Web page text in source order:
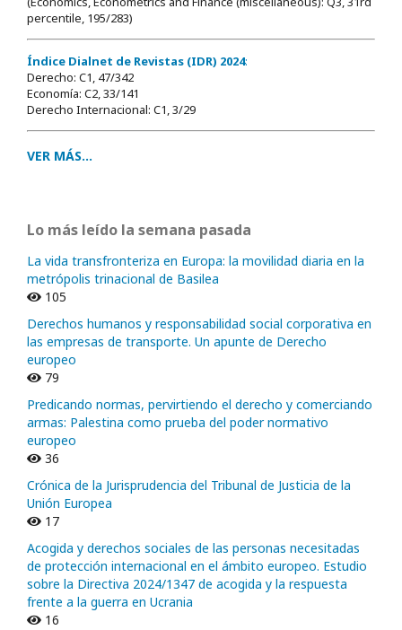
percentile, 195/283)
Índice Dialnet de Revistas (IDR) 2024:
Derecho: C1, 47/342
Economía: C2, 33/141
Derecho Internacional: C1, 3/29
VER MÁS...
Lo más leído la semana pasada
La vida transfronteriza en Europa: la movilidad diaria en la
metrópolis trinacional de Basilea
105
Derechos humanos y responsabilidad social corporativa en
las empresas de transporte. Un apunte de Derecho
europeo
79
Predicando normas, pervirtiendo el derecho y comerciando
armas: Palestina como prueba del poder normativo
europeo
36
Crónica de la Jurisprudencia del Tribunal de Justicia de la
Unión Europea
17
Acogida y derechos sociales de las personas necesitadas
de protección internacional en el ámbito europeo. Estudio
sobre la Directiva 2024/1347 de acogida y la respuesta
frente a la guerra en Ucrania
16